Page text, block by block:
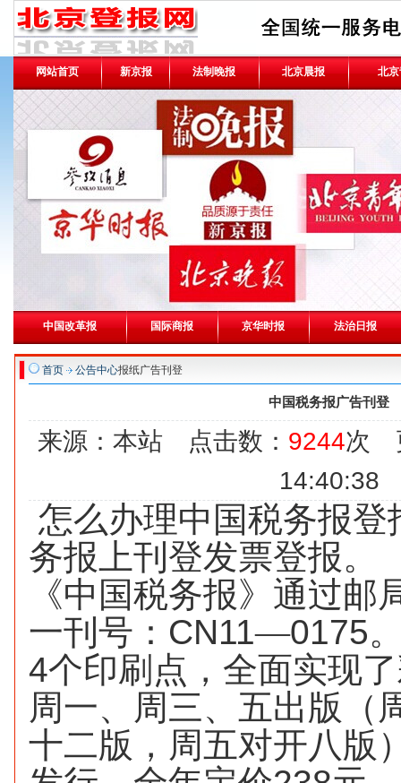
网站首页 新京报 法制晚报 北京晨报 北京
中国改革报 国际商报 京华时报 法治日报
首页 公告中心报纸广告刊登
中国税务报广告刊登
来源：本站 点击数： 9244次
14:40:38
怎么办理中国税务报登
务报上刊登发票登报。
《中国税务报》通过邮
一刊号： CN11—0175
4个印刷点，全面实现
周一、周三、五出版（
十二版，周五对开八版